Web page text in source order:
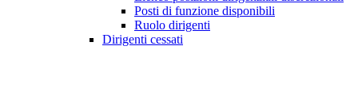
Posti di funzione disponibili
Ruolo dirigenti
Dirigenti cessati